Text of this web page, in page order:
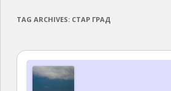
TAG ARCHIVES: СТАР ГРАД